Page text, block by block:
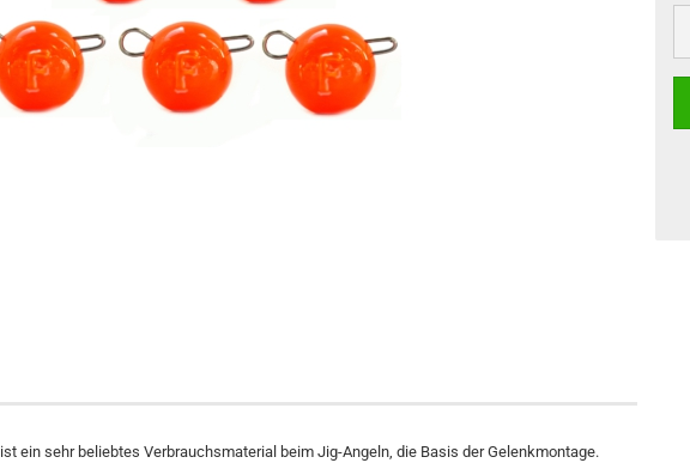
ist ein sehr beliebtes Verbrauchsmaterial beim Jig-Angeln, die Basis der Gelenkmontage.